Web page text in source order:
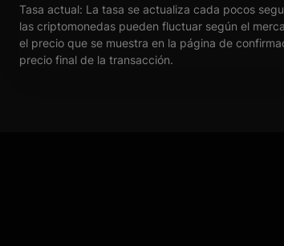
Tasa actual: La tasa se actualiza cada pocos
las criptomonedas pueden fluctuar según el
el precio que se muestra en la página de
precio final de la transacción.